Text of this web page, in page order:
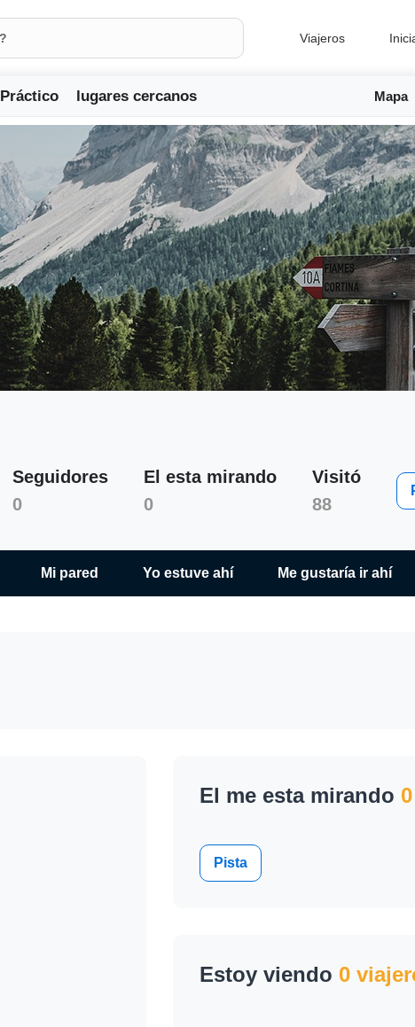
Viajeros
Práctico lugares cercanos Mapa
Arčí Ričí
Seguidores
0
El esta mirando
0
Visitó
88
Mi pared Yo estuve ahí Me gustaría ir ahí
El me esta mirando
Pista
Estoy viendo 0